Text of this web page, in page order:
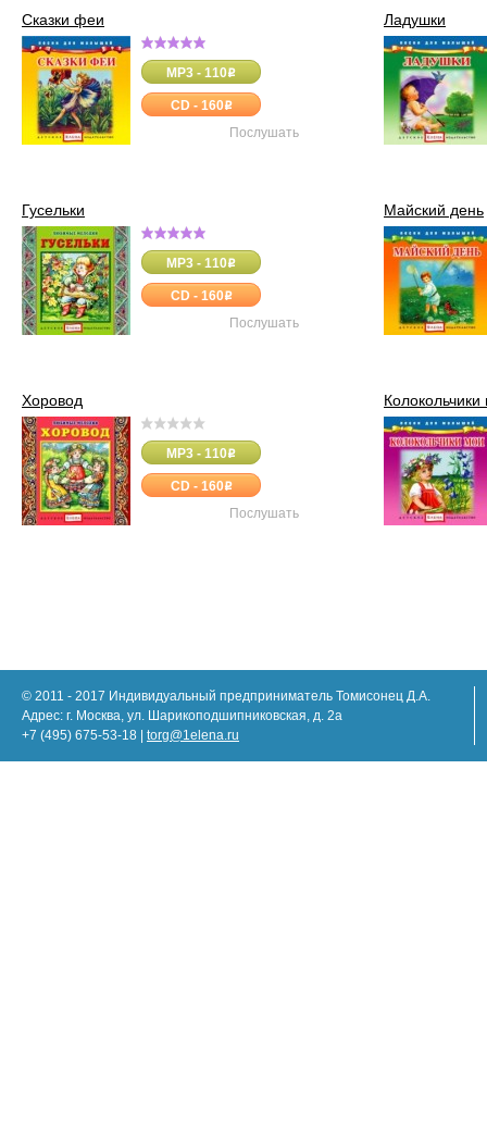
Сказки феи
MP3 - 110o
CD - 160o
Послушать
Ладушки
Гусельки
MP3 - 110o
CD - 160o
Послушать
Майский день
Хоровод
MP3 - 110o
CD - 160o
Послушать
© 2011 - 2017 Индивидуальный предприниматель Томисонец Д.А.
Адрес: г. Москва, ул. Шарикоподшипниковская, д. 2а
+7 (495) 675-53-18 | torg@1elena.ru